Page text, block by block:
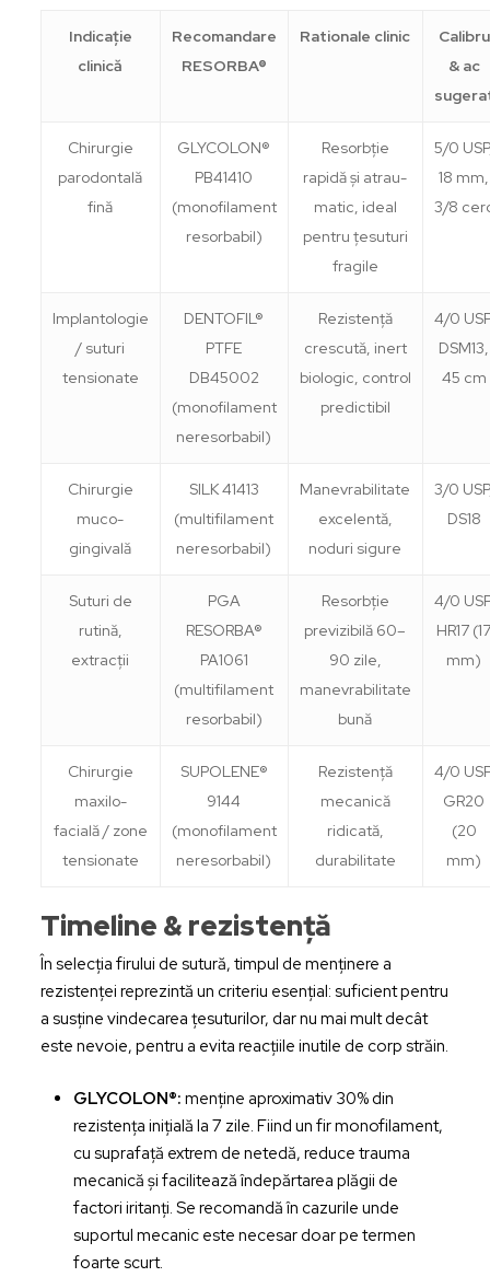
Indicație
clinică
Recomandare
RESORBA®
Rationale clinic
Calibru
& ac
Chirurgie
parodontală
fină
GLYCOLON®
PB41410
(monofilament
resorbabil)
Resorbție
rapidă și atrau-
matic, ideal
pentru țesuturi
fragile
5/0
18 mm,
3/8
Implantologie
/ suturi
tensionate
DENTOFIL®
PTFE
DB45002
(monofilament
neresorbabil)
Rezistență
crescută, inert
biologic, control
predictibil
4/0
DSM13,
45 cm
Chirurgie
muco-
gingivală
SILK 41413
(multifilament
neresorbabil)
Manevrabilitate
excelentă,
noduri sigure
3/0
DS18
Suturi de
rutină,
extracții
PGA
RESORBA®
PA1061
(multifilament
resorbabil)
Resorbție
previzibilă 60–
90 zile,
manevrabilitate
bună
4/0
HR17
mm)
Chirurgie
maxilo-
facială / zone
tensionate
SUPOLENE®
9144
(monofilament
neresorbabil)
Rezistență
mecanică
ridicată,
durabilitate
4/0
GR20
(20
mm)
Timeline & rezistență
În selecția firului de sutură, timpul de menținere a
rezistenței reprezintă un criteriu esențial: suficient pentru
a susține vindecarea țesuturilor, dar nu mai mult decât
este nevoie, pentru a evita reacțiile inutile de corp străin.
GLYCOLON®: menține aproximativ 30% din
rezistența inițială la 7 zile. Fiind un fir monofilament,
cu suprafață extrem de netedă, reduce trauma
mecanică și facilitează îndepărtarea plăgii de
factori iritanți. Se recomandă în cazurile unde
suportul mecanic este necesar doar pe termen
foarte scurt.